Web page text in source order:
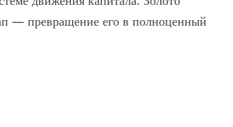
— превращение его в полноценный